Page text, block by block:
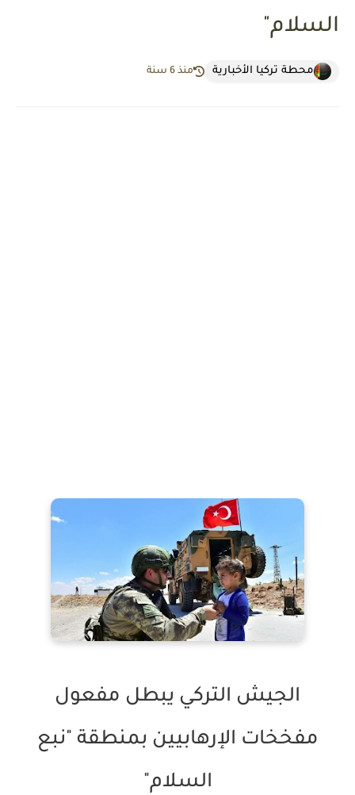
السلام"
محطة تركيا الأخبارية منذ 6 سنة
الجيش التركي يبطل مفعول
مفخخات الإرهابيين بمنطقة "نبع
السلام"